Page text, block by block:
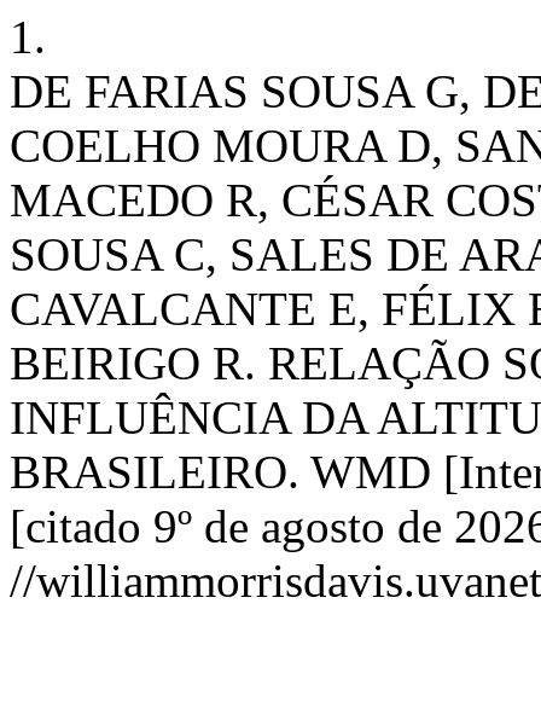
1.
DE FARIAS SOUSA G,
COELHO MOURA D,
MACEDO R, CÉSAR
SOUSA C, SALES DE
CAVALCANTE E, FÉLIX
BEIRIGO R. RELAÇÃO
INFLUÊNCIA DA
BRASILEIRO. WMD
[citado 9º de agosto de
//